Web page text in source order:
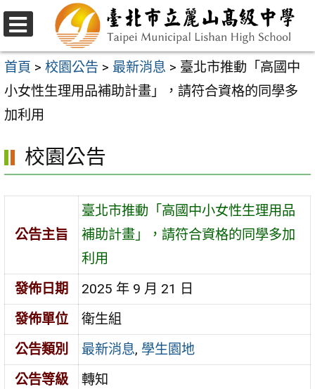
跳
至
主
要
內
區
選
單
首頁 > 校園公告 > 最新消息 > 臺北市推動「高國中
小女性生理用品補助計畫」，請符合資格的同學多
加利用
校園公告
公告主旨
臺北市推動「高國中小女性生理用品
補助計畫」，請符合資格的同學多加
利用
發佈日期
2025 年 9 月 21 日
發佈單位
衛生組
公告類別
最新消息, 學生園地
公告等級
轉知